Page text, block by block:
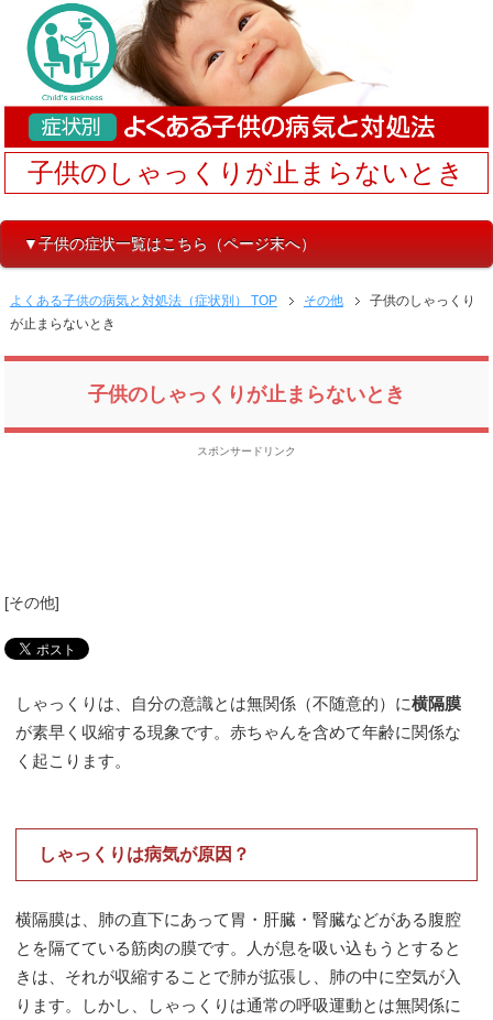
子供のしゃっくりが止まらないとき
▼子供の症状一覧はこちら（ページ末へ）
よくある子供の病気と対処法（症状別） TOP その他
子供のしゃっくり
が止まらないとき
子供のしゃっくりが止まらないとき
スポンサードリンク
[その他]
しゃっくりは、自分の意識とは無関係（不随意的）に横隔膜
が素早く収縮する現象です。赤ちゃんを含めて年齢に関係な
く起こります。
しゃっくりは病気が原因？
横隔膜は、肺の直下にあって胃・肝臓・腎臓などがある腹腔
とを隔てている筋肉の膜です。人が息を吸い込もうとすると
きは、それが収縮することで肺が拡張し、肺の中に空気が入
ります。しかし、しゃっくりは通常の呼吸運動とは無関係に